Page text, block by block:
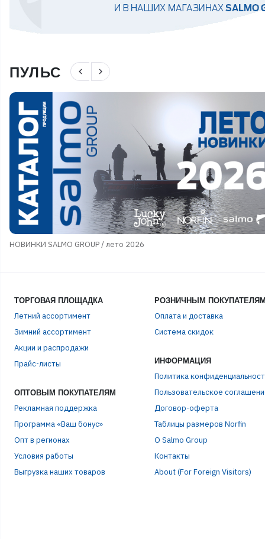
ПУЛЬС navigate_before navigate_next
НОВИНКИ SALMO GROUP / лето 2026
ТОРГОВАЯ ПЛОЩАДКА
Летний ассортимент
Зимний ассортимент
Акции и распродажи
Прайс-листы
ОПТОВЫМ ПОКУПАТЕЛЯМ
Рекламная поддержка
Программа «Ваш бонус»
Опт в регионах
Условия работы
Выгрузка наших товаров
РОЗНИЧНЫМ
Оплата и доставка
Система скидок
ИНФОРМАЦИЯ
Политика
Пользовательское
Договор-оферта
Таблицы размеров Norfin
О Salmo Group
Контакты
About (For Foreign Visitors)